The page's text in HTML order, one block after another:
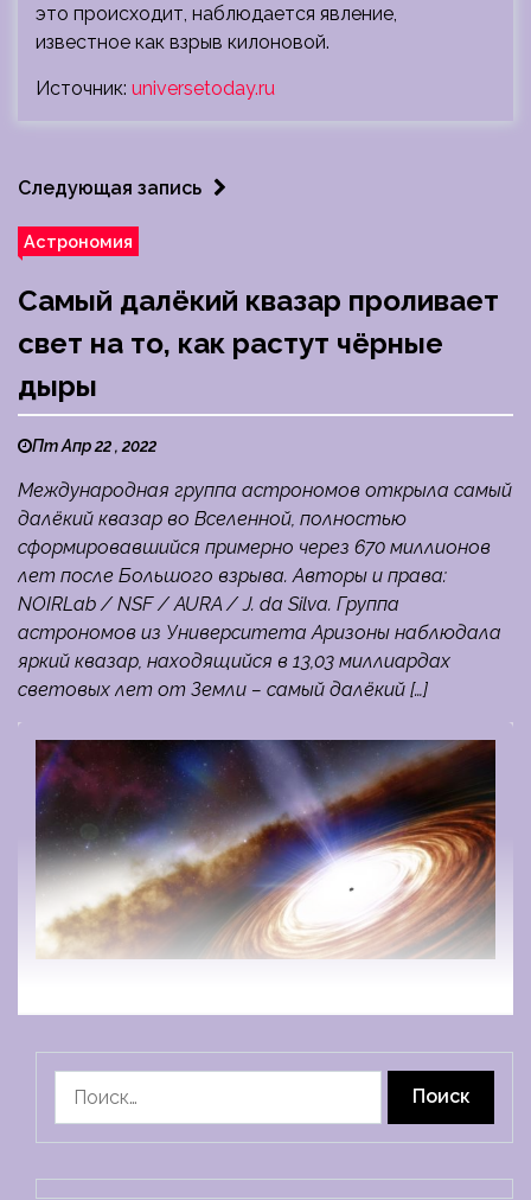
это происходит, наблюдается явление,
известное как взрыв килоновой.
Источник: universetoday.ru
Следующая запись
Астрономия
Самый далёкий квазар проливает
свет на то, как растут чёрные
дыры
Пт Апр 22 , 2022
Международная группа астрономов открыла самый
далёкий квазар во Вселенной, полностью
сформировавшийся примерно через 670 миллионов
лет после Большого взрыва. Авторы и права:
NOIRLab / NSF / AURA / J. da Silva. Группа
астрономов из Университета Аризоны наблюдала
яркий квазар, находящийся в 13,03 миллиардах
световых лет от Земли – самый далёкий […]